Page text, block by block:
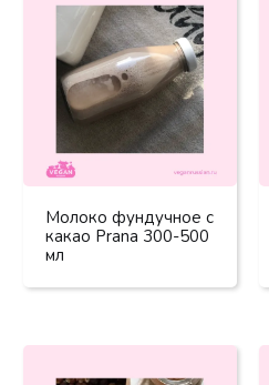
Молоко фундучное с
какао Prana 300-500
мл